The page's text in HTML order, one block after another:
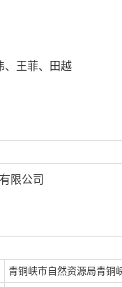
、王菲、田越
限公司
青铜峡市自然资源局青铜